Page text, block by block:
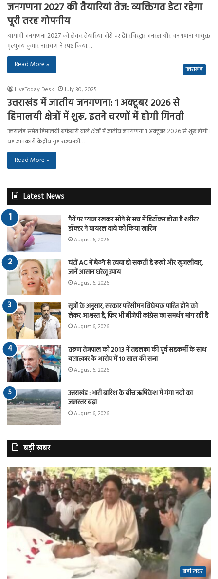
जनगणना 2027 की तैयारियां तेज: व्यक्तिगत डेटा रहेगा
पूरी तरह गोपनीय
आगामी जनगणना 2027 को लेकर तैयारियां जोरों पर हैं। रजिस्ट्रार जनरल और जनगणना आयुक्त
मृत्युंजय कुमार नारायण ने स्पष्ट किया…
Read More »
उत्तराखंड
LiveToday Desk July 30, 2025
उत्तराखंड में जातीय जनगणना: 1 अक्टूबर 2026 से
हिमालयी क्षेत्रों में शुरू, इतने चरणों में होगी गिनती
उत्तराखंड समेत हिमालयी बर्फबारी वाले क्षेत्रों में जातीय जनगणना 1 अक्टूबर 2026 से शुरू होगी।
यह जानकारी केंद्रीय गृह राज्यमंत्री…
Read More »
Latest News
पैरों पर प्याज रखकर सोने से सच में डिटॉक्स होता है शरीर?
डॉक्टर ने वायरल दावे को किया खारिज
August 6, 2026
घंटों AC में बैठने से त्वचा हो सकती है रूखी और खुजलीदार,
जानें आसान घरेलू उपाय
August 6, 2026
सूत्रों के अनुसार, सरकार परिसीमन विधेयक पारित होने को
लेकर आश्वस्त है, फिर भी बीजेपी कांग्रेस का समर्थन मांग रही है
August 6, 2026
तरुण तेजपाल को 2013 में तहलका की पूर्व सहकर्मी के साथ
बलात्कार के आरोप में 10 साल की सजा
August 6, 2026
उत्तराखंड : भारी बारिश के बीच ऋषिकेश में गंगा नदी का
जलस्तर बढ़ा
August 6, 2026
बड़ी खबर
बड़ी खबर